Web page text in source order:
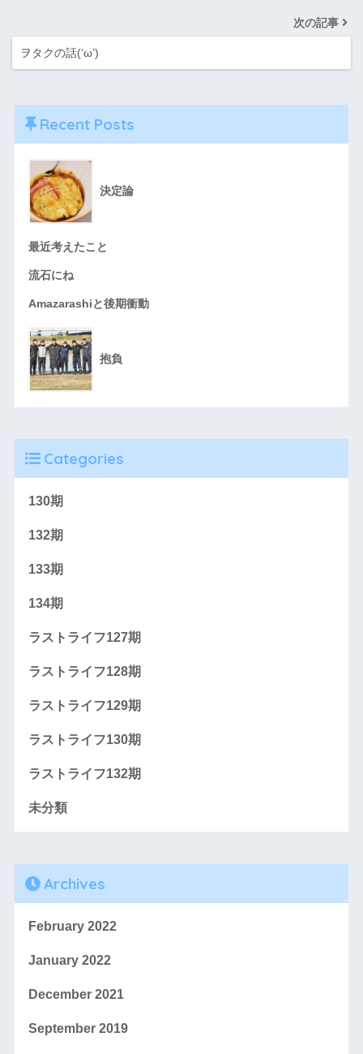
次の記事
ヲタクの話(‘ω’)
Recent Posts
決定論
最近考えたこと
流石にね
Amazarashiと後期衝動
抱負
Categories
130期
132期
133期
134期
ラストライフ127期
ラストライフ128期
ラストライフ129期
ラストライフ130期
ラストライフ132期
未分類
Archives
February 2022
January 2022
December 2021
September 2019